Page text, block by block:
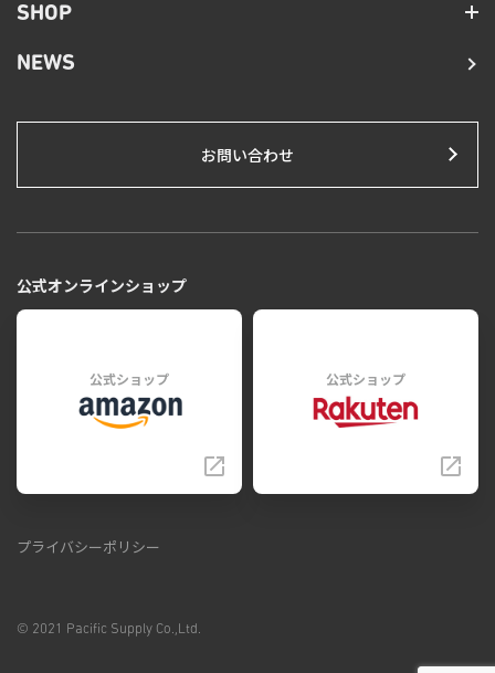
SHOP
NEWS
お問い合わせ
公式オンラインショップ
公式ショップ 公式ショップ
プライバシーポリシー
© 2021 Pacific Supply Co.,Ltd.